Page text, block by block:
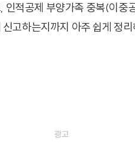
적공제 부양가족 중복(이중
고하는지까지 아주 쉽게 정